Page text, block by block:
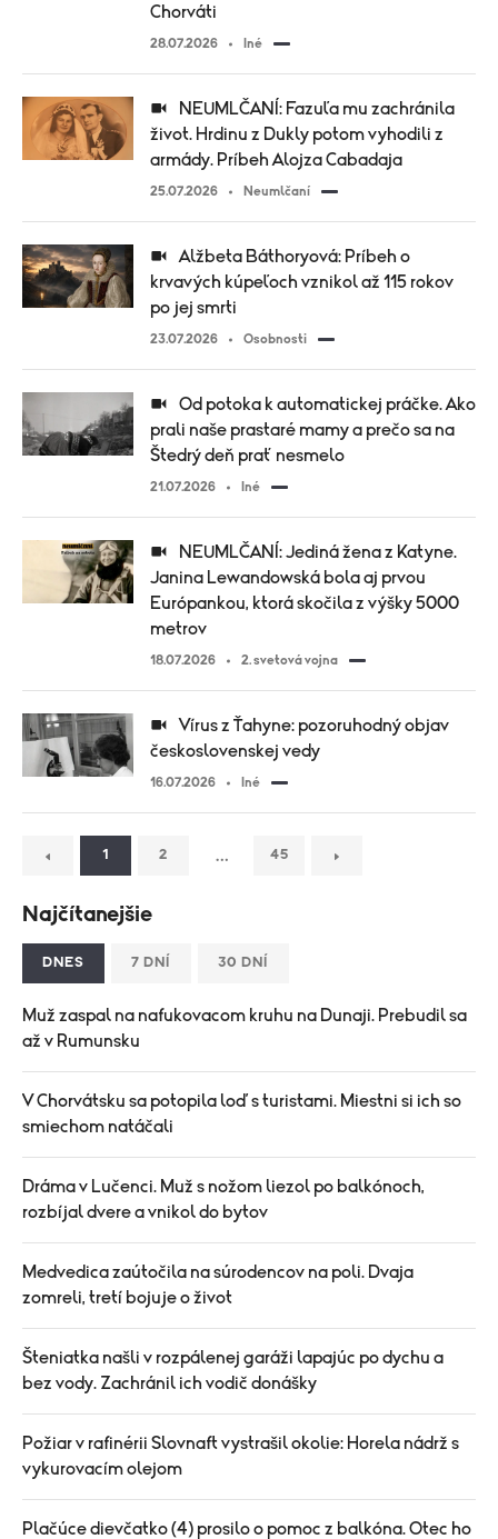
Chorváti
28.07.2026 Iné
život. Hrdinu z Dukly potom vyhodili z
armády. Príbeh Alojza Cabadaja
25.07.2026 Neumlčaní
krvavých kúpeľoch vznikol až 115 rokov
po jej smrti
23.07.2026 Osobnosti
prali naše prastaré mamy a prečo sa na
Štedrý deň prať nesmelo
21.07.2026 Iné
Janina Lewandowská bola aj prvou
Európankou, ktorá skočila z výšky 5000
metrov
18.07.2026 2. svetová vojna
československej vedy
16.07.2026 Iné
1 2 … 45
Najčítanejšie
DNES 7 DNÍ 30 DNÍ
Muž zaspal na nafukovacom kruhu na Dunaji. Prebudil sa
až v Rumunsku
V Chorvátsku sa potopila loď s turistami. Miestni si ich so
smiechom natáčali
Dráma v Lučenci. Muž s nožom liezol po balkónoch,
rozbíjal dvere a vnikol do bytov
Medvedica zaútočila na súrodencov na poli. Dvaja
zomreli, tretí bojuje o život
Šteniatka našli v rozpálenej garáži lapajúc po dychu a
bez vody. Zachránil ich vodič donášky
Požiar v rafinérii Slovnaft vystrašil okolie: Horela nádrž s
vykurovacím olejom
Plačúce dievčatko (4) prosilo o pomoc z balkóna. Otec ho